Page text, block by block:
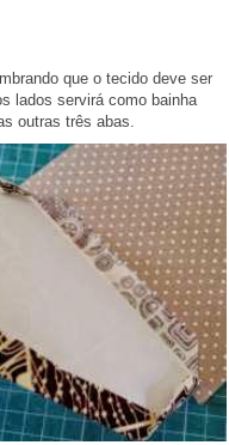
que o tecido deve ser
lados servirá como bainha
outras três abas.